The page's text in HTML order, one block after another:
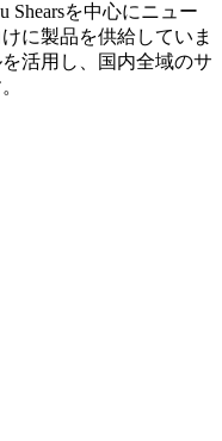
Shearsを中心にニュー
に製品を供給していま
活用し、国内全域のサ